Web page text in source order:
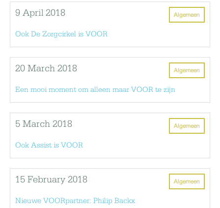
Algemeen
9 April 2018
Ook De Zorgcirkel is VOOR
Algemeen
20 March 2018
Een mooi moment om alleen maar VOOR te zijn
Algemeen
5 March 2018
Ook Assist is VOOR
Algemeen
15 February 2018
Nieuwe VOORpartner: Philip Backx